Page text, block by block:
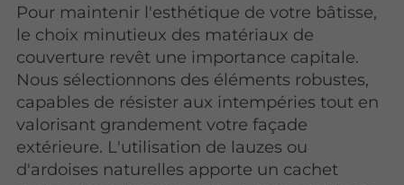
Pour maintenir l'esthétique de votre bâtisse,
le choix minutieux des matériaux de
couverture revêt une importance capitale.
Nous sélectionnons des éléments robustes,
capables de résister aux intempéries tout en
valorisant grandement votre façade
extérieure. L'utilisation de lauzes ou
d'ardoises naturelles apporte un cachet